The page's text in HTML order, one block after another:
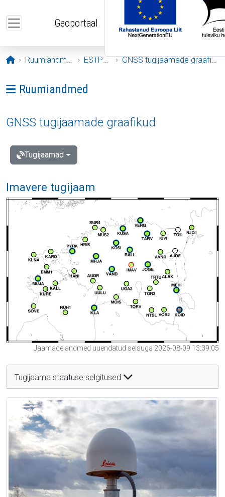
Geoportaal
Avaleht
Ruumiandmed ESTPOS GNSS tugijaamade graafikud
Ava menüü: Ruumiandmed
Ruumiandmed
GNSS tugijaamade graafikud
Tugijaamad
Imavere tugijaam
Jaamade andmed uuendatud seisuga 2026-08-09 13:39:05
Tugijaama staatuse selgitused